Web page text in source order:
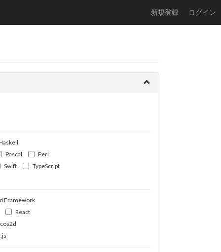
新規登録 ログイン
Pascal
Perl
Swift
TypeScript
Framework
React